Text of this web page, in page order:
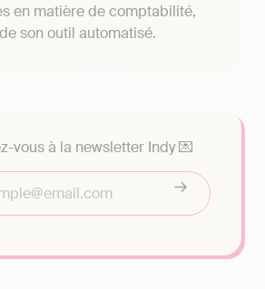
en matière de comptabilité,
son outil automatisé.
vous à la newsletter Indy 💌